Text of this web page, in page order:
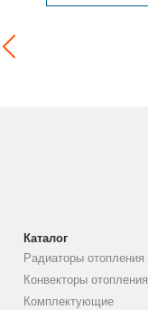
Каталог
Радиаторы отопления
Конвекторы отопления
Комплектующие